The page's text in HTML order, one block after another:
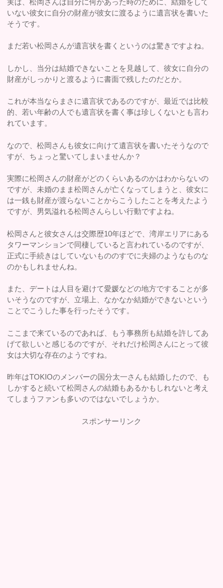
実は、松岡さんは自分に何かあった時のために、結婚をして
いない彼女に自分の財産が彼女に渡るように遺言状を書いた
そうです。
まだ若い松岡さんが遺言状を書くというのは驚きですよね。
しかし、当分は結婚できないことを見越して、彼女に自分の
財産がしっかりと渡るように書面で残したのだとか。
これが本当ならまさに遺言状であるのですが、最近では比較
的、若い年齢の人でも遺言状を書く事は珍しくないとも言わ
れています。
なので、松岡さんも彼女に向けて遺言状を書いたそうなので
すが、ちょっと驚いてしまいませんか？
実際に松岡さんの財産がどのくらいあるのかはわからないの
ですが、未婚のまま松岡さんが亡くなってしまうと、彼女に
は一銭も財産が渡らないことからこうしたことを考えたよう
ですが、男気溢れる松岡さんらしい行動ですよね。
松岡さんと彼女さんは交際歴10年ほどで、湾岸エリアにある
タワーマンションで同棲していると言われているのですが、
正式に手続きはしていないもののすでに夫婦のようなものな
のかもしれませんね。
また、デートは人目を避けて愛媛などの地方ですることが多
いそうなのですが、立場上、なかなか結婚ができないという
ことでこうした事を行ったそうです。
ここまで来ているのであれば、もう事務所も結婚を許してあ
げて欲しいと感じるのですが、それだけ松岡さんにとって彼
女は大切な存在のようですね。
昨年はTOKIOのメンバーの国分太一さんも結婚したので、も
しかすると続いて松岡さんの結婚もあるかもしれないと考え
てしまうファンも多いのではないでしょうか。
スポンサーリンク